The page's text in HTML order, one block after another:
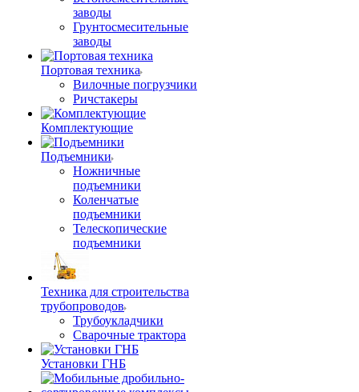
заводы
Грунтосмесительные
заводы
Портовая техника
Вилочные погрузчики
Ричстакеры
Комплектующие
Подъемники
Ножничные
подъемники
Коленчатые
подъемники
Телескопические
подъемники
Техника для строительства
трубопроводов
Трубоукладчики
Сварочные трактора
Установки ГНБ